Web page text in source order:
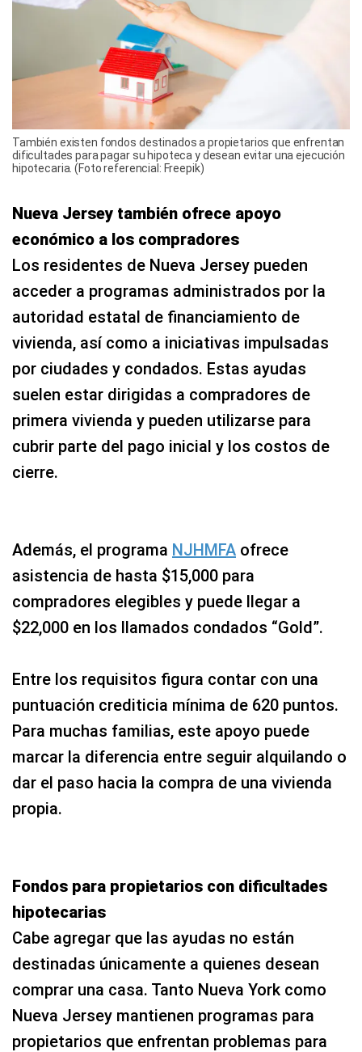
También existen fondos destinados a propietarios que enfrentan
dificultades para pagar su hipoteca y desean evitar una ejecución
hipotecaria. (Foto referencial: Freepik)
Nueva Jersey también ofrece apoyo
económico a los compradores
Los residentes de Nueva Jersey pueden
acceder a programas administrados por la
autoridad estatal de financiamiento de
vivienda, así como a iniciativas impulsadas
por ciudades y condados. Estas ayudas
suelen estar dirigidas a compradores de
primera vivienda y pueden utilizarse para
cubrir parte del pago inicial y los costos de
cierre.
Además, el programa NJHMFA ofrece
asistencia de hasta $15,000 para
compradores elegibles y puede llegar a
$22,000 en los llamados condados “Gold”.
Entre los requisitos figura contar con una
puntuación crediticia mínima de 620 puntos.
Para muchas familias, este apoyo puede
marcar la diferencia entre seguir alquilando o
dar el paso hacia la compra de una vivienda
propia.
Fondos para propietarios con dificultades
hipotecarias
Cabe agregar que las ayudas no están
destinadas únicamente a quienes desean
comprar una casa. Tanto Nueva York como
Nueva Jersey mantienen programas para
propietarios que enfrentan problemas para